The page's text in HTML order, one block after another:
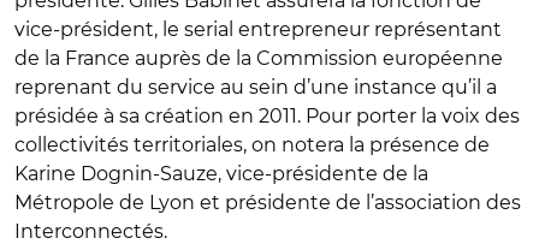
vice-président, le serial entrepreneur représentant
de la France auprès de la Commission européenne
reprenant du service au sein d’une instance qu’il a
présidée à sa création en 2011. Pour porter la voix des
collectivités territoriales, on notera la présence de
Karine Dognin-Sauze, vice-présidente de la
Métropole de Lyon et présidente de l’association des
Interconnectés.